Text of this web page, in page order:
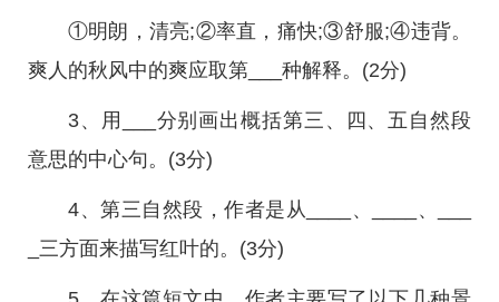
①明朗，清亮;②率直，痛快;③舒服;④违背。
爽人的秋风中的爽应取第___种解释。(2分)
3、用___分别画出概括第三、四、五自然段
意思的中心句。(3分)
4、第三自然段，作者是从____、____、___
_三方面来描写红叶的。(3分)